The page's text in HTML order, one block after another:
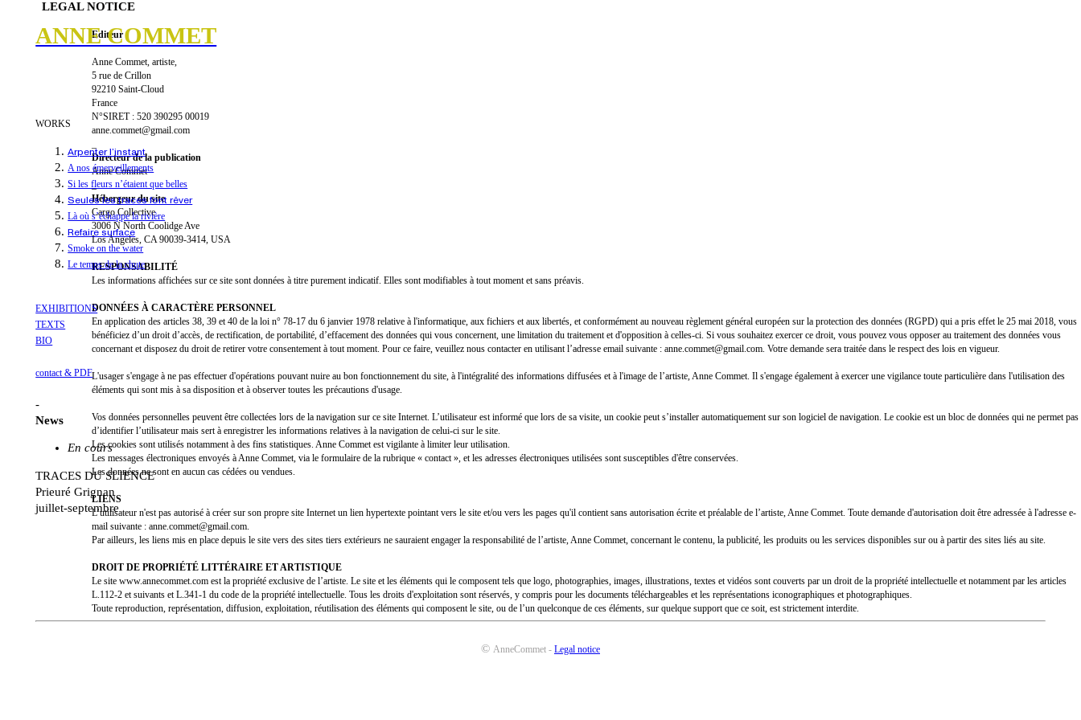
ANNE COMMET
WORKS
Arpenter l’instant
A nos émerveillements
Si les fleurs n’étaient que belles
Seules les traces font rêver
Là où s’échappe la rivière
Refaire surface
Smoke on the water
Le temps de la chute
EXHIBITIONS
TEXTS
BIO
contact & PDF
-
News
En cours
TRACES DU SLIENCE
Prieuré Grignan
juillet-septembre
LEGAL NOTICE
Editeur
Anne Commet, artiste,
5 rue de Crillon
92210 Saint-Cloud
France
N°SIRET : 520 390295 00019
anne.commet@gmail.com
Directeur de la publication
Anne Commet
_
Hébergeur du site
Cargo Collective
3006 N North Coolidge Ave
Los Angeles, CA 90039-3414, USA
RESPONSABILITÉ
Les informations affichées sur ce site sont données à titre purement indicatif. Elles sont modifiables à tout moment et sans préavis.
DONNÉES À CARACTÈRE PERSONNEL
En application des articles 38, 39 et 40 de la loi n° 78-17 du 6 janvier 1978 relative à l'informatique, aux fichiers et aux libertés, et conformément au nouveau règlement général européen sur la protection des données (RGPD) qui a pris effet le 25 mai 2018, vous
bénéficiez d’un droit d’accès, de rectification, de portabilité, d’effacement des données qui vous concernent, une limitation du traitement et d'opposition à celles-ci. Si vous souhaitez exercer ce droit, vous pouvez vous opposer au traitement des données vous
concernant et disposez du droit de retirer votre consentement à tout moment. Pour ce faire, veuillez nous contacter en utilisant l’adresse email suivante : anne.commet@gmail.com. Votre demande sera traitée dans le respect des lois en vigueur.
L'usager s'engage à ne pas effectuer d'opérations pouvant nuire au bon fonctionnement du site, à l'intégralité des informations diffusées et à l'image de l’artiste, Anne Commet. Il s'engage également à exercer une vigilance toute particulière dans l'utilisation des
éléments qui sont mis à sa disposition et à observer toutes les précautions d'usage.
Vos données personnelles peuvent être collectées lors de la navigation sur ce site Internet. L’utilisateur est informé que lors de sa visite, un cookie peut s’installer automatiquement sur son logiciel de navigation. Le cookie est un bloc de données qui ne permet pas
d’identifier l’utilisateur mais sert à enregistrer les informations relatives à la navigation de celui-ci sur le site.
Les cookies sont utilisés notamment à des fins statistiques. Anne Commet est vigilante à limiter leur utilisation.
Les messages électroniques envoyés à Anne Commet, via le formulaire de la rubrique « contact », et les adresses électroniques utilisées sont susceptibles d'être conservées.
Les données ne sont en aucun cas cédées ou vendues.
LIENS
L’utilisateur n'est pas autorisé à créer sur son propre site Internet un lien hypertexte pointant vers le site et/ou vers les pages qu'il contient sans autorisation écrite et préalable de l’artiste, Anne Commet. Toute demande d'autorisation doit être adressée à l'adresse e-
mail suivante : anne.commet@gmail.com.
Par ailleurs, les liens mis en place depuis le site vers des sites tiers extérieurs ne sauraient engager la responsabilité de l’artiste, Anne Commet, concernant le contenu, la publicité, les produits ou les services disponibles sur ou à partir des sites liés au site.
DROIT DE PROPRIÉTÉ LITTÉRAIRE ET ARTISTIQUE
Le site www.annecommet.com est la propriété exclusive de l’artiste. Le site et les éléments qui le composent tels que logo, photographies, images, illustrations, textes et vidéos sont couverts par un droit de la propriété intellectuelle et notamment par les articles
L.112-2 et suivants et L.341-1 du code de la propriété intellectuelle. Tous les droits d'exploitation sont réservés, y compris pour les documents téléchargeables et les représentations iconographiques et photographiques.
Toute reproduction, représentation, diffusion, exploitation, réutilisation des éléments qui composent le site, ou de l’un quelconque de ces éléments, sur quelque support que ce soit, est strictement interdite.
© AnneCommet - Legal notice